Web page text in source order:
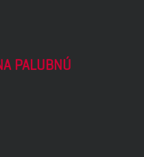
PALUBNÚ